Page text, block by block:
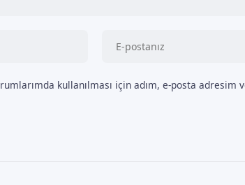
kullanılması için adım, e-posta adresim